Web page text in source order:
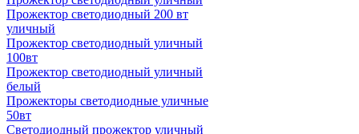
Прожектор светодиодный 200 вт
уличный
Прожектор светодиодный уличный
100вт
Прожектор светодиодный уличный
белый
Прожекторы светодиодные уличные
50вт
Светодиодный прожектор уличный